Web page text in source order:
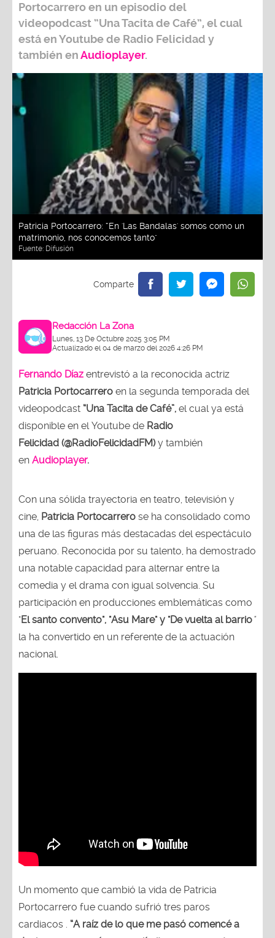
Portocarreroen un episodio del
videopodcast “Una Tacita de Café”, el cual
está en Youtube de Radio Felicidad y
también enAudioplayer.
Patricia Portocarrero: “En 'Las Bandalas' somos como un
matrimonio, nos conocemos tanto"
Fuente: Difusión
Redacción La Zona
Lunes, 13 De Octubre 2025 3:05 PM
Actualizado el 04 de marzo del 2026 4:26 PM
Fernando Díaz entrevistó a la reconocida actriz
Patricia Portocarrero en la segunda temporada del
videopodcast “Una Tacita de Café”, el cual ya está
disponible en el Youtube de Radio
Felicidad (@RadioFelicidadFM)y también
en Audioplayer.
Con una sólida trayectoria en teatro, televisión y
cine, Patricia Portocarrero se ha consolidado como
una de las figuras más destacadas del espectáculo
peruano. Reconocida por su talento, ha demostrado
una notable capacidad para alternar entre la
comedia y el drama con igual solvencia. Su
participación en producciones emblemáticas como
"El santo convento", "Asu Mare" y "De vuelta al barrio"
la ha convertido en un referente de la actuación
nacional.
Un momento que cambió la vida de Patricia
Portocarrero fue cuando sufrió tres paros
cardiacos . “A raíz de lo que me pasó comencé a